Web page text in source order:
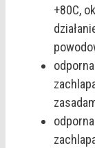
+80C,